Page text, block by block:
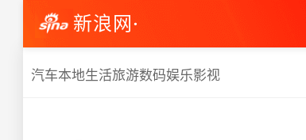
新浪网·
汽车本地生活旅游数码娱乐影视